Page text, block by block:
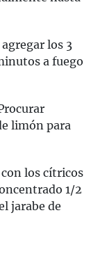
los 3
a fuego
limón para
los cítricos
1/2
jarabe de